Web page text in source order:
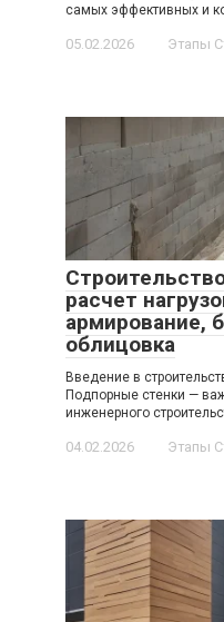
самых эффективных и
05.02.2026 Этапы
расчет
армирование,
облицовка
Введение в
Подпорные стенки —
инженерного
04.02.2026 Этапы